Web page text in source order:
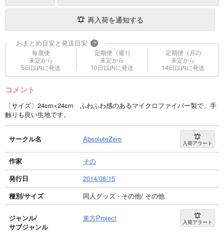
再入荷を通知する
おまとめ目安と発送目安 ?
毎度便
未定から
5日以内に発送
定期便（週1)
未定から
10日以内に発送
定期便（月2)
未定から
14日以内に発送
コメント
〔サイズ〕24cm×24cm ふわふわ感のあるマイクロファイバー製で、手
触りも良い生地です。
サークル名 AbsoluteZero 入荷アラート
作家
その
発行日
2014/08/15
種別/サイズ
同人グッズ - その他/ その他
ジャンル/
サブジャンル
東方Project 入荷アラート